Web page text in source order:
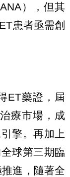
），但其
患者亟需創
ET藥證，屆
療市場，成
擎。再加上
球第三期臨
進，隨著全